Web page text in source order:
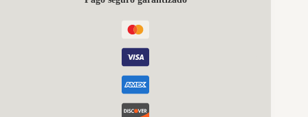
Reg.intensidad+remoto+memoria+temporizador